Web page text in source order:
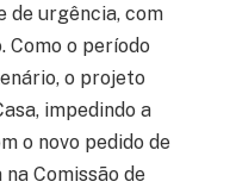
de urgência, com
Como o período
o projeto
impedindo a
o novo pedido de
Comissão de